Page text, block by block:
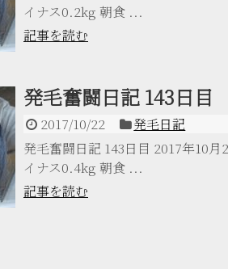
イナス0.2kg 朝食 ...
記事を読む
発毛奮闘日記 143日目
2017/10/22
発毛日記
発毛奮闘日記 143日目 2017年10
イナス0.4kg 朝食 ...
記事を読む